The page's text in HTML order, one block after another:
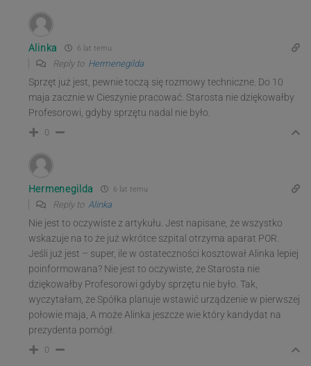
Alinka 6 lat temu
Reply to Hermenegilda
Sprzęt już jest, pewnie toczą się rozmowy techniczne. Do 10
maja zacznie w Cieszynie pracować. Starosta nie dziękowałby
Profesorowi, gdyby sprzętu nadal nie było.
0
Hermenegilda 6 lat temu
Reply to Alinka
Nie jest to oczywiste z artykułu. Jest napisane, że wszystko
wskazuje na to że już wkrótce szpital otrzyma aparat POR.
Jeśli już jest – super, ile w ostateczności kosztował Alinka lepiej
poinformowana? Nie jest to oczywiste, że Starosta nie
dziękowałby Profesorowi gdyby sprzętu nie było. Tak,
wyczytałam, że Spółka planuje wstawić urządzenie w pierwszej
połowie maja, A może Alinka jeszcze wie który kandydat na
prezydenta pomógł.
0